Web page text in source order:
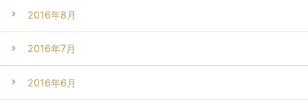
2016年8月
2016年7月
2016年6月